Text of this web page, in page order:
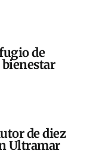
de
de diez
Ultramar